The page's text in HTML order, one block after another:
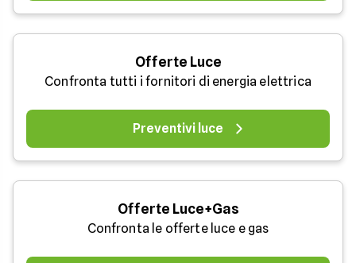
Offerte Luce
Confronta tutti i fornitori di energia elettrica
Preventivi luce
Offerte Luce+Gas
Confronta le offerte luce e gas